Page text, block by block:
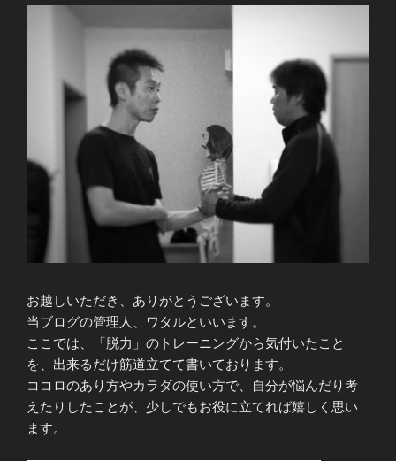
お越しいただき、ありがとうございます。
当ブログの管理人、ワタルといいます。
ここでは、「脱力」のトレーニングから気付いたこと
を、出来るだけ筋道立てて書いております。
ココロのあり方やカラダの使い方で、自分が悩んだり考
えたりしたことが、少しでもお役に立てれば嬉しく思い
ます。